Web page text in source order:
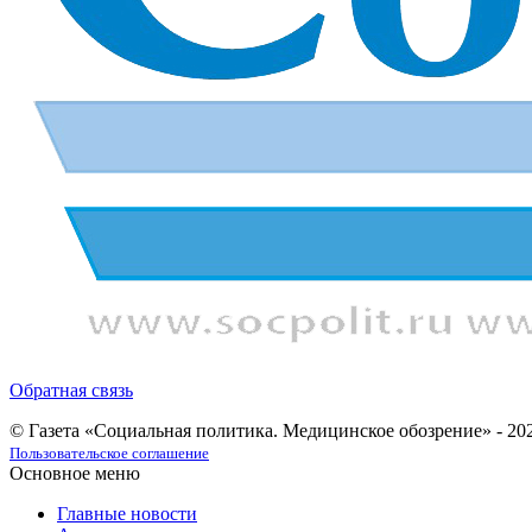
Обратная связь
© Газета «Социальная политика. Медицинское обозрение» -
Пользовательское соглашение
Основное меню
Главные новости